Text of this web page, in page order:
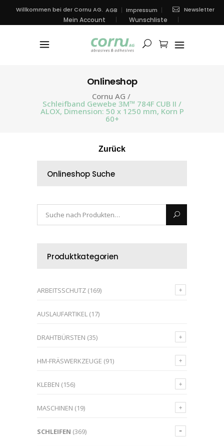
Willkommen bei der Cornu AG. AGB Impressum Newsletter
Mein Account Wunschliste
Onlineshop
Cornu AG /
Schleifband Gewebe 3M™ 784F CUB II /
ALOX, Dimension: 50 x 1250 mm, Korn P
60+
Zurück
Onlineshop Suche
Produktkategorien
ARBEITSSCHUTZ (169)
AUSLAUFARTIKEL (17)
DRAHTBÜRSTEN (35)
HM-FRÄSWERKZEUGE (91)
KLEBEN (156)
MASCHINEN (19)
SCHLEIFEN (369)